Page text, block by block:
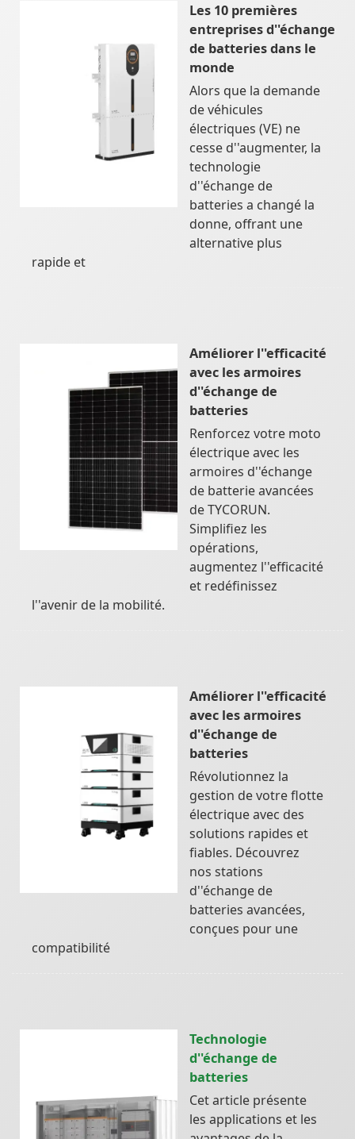
Les 10 premières
entreprises d''échange
de batteries dans le
monde
Alors que la demande
de véhicules
électriques (VE) ne
cesse d''augmenter, la
technologie
d''échange de
batteries a changé la
donne, offrant une
alternative plus
rapide et
Améliorer l''efficacité
avec les armoires
d''échange de
batteries
Renforcez votre moto
électrique avec les
armoires d''échange
de batterie avancées
de TYCORUN.
Simplifiez les
opérations,
augmentez l''efficacité
et redéfinissez
l''avenir de la mobilité.
Améliorer l''efficacité
avec les armoires
d''échange de
batteries
Révolutionnez la
gestion de votre flotte
électrique avec des
solutions rapides et
fiables. Découvrez
nos stations
d''échange de
batteries avancées,
conçues pour une
compatibilité
Technologie
d''échange de
batteries
Cet article présente
les applications et les